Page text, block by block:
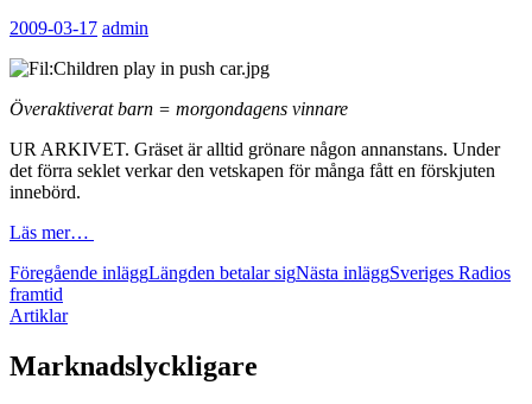
2009-03-17 admin
Överaktiverat barn = morgondagens vinnare
UR ARKIVET. Gräset är alltid grönare någon annanstans. Under
det förra seklet verkar den vetskapen för många fått en förskjuten
innebörd.
Läs mer…
Inläggsnavigering
Föregående inläggLängden betalar sigNästa inläggSveriges Radios
framtid
Artiklar
Marknadslyckligare